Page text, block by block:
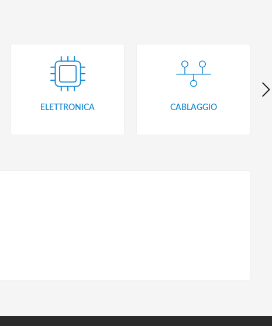
ELETTRONICA CABLAGGIO